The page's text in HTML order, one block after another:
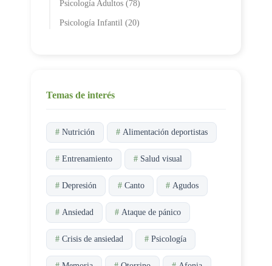
Psicología Adultos (78)
Psicología Infantil (20)
Temas de interés
# Nutrición # Alimentación deportistas
# Entrenamiento # Salud visual
# Depresión # Canto # Agudos
# Ansiedad # Ataque de pánico
# Crisis de ansiedad # Psicología